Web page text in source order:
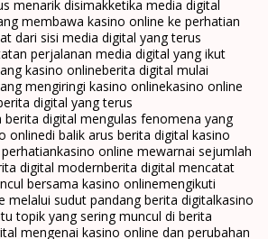
menarik disimakketika media digital
membawa kasino online ke perhatian
dari sisi media digital yang terus
perjalanan media digital yang ikut
kasino onlineberita digital mulai
mengiringi kasino onlinekasino online
digital yang terus
berita digital mengulas fenomena yang
onlinedi balik arus berita digital kasino
kasino online mewarnai sejumlah
digital modernberita digital mencatat
bersama kasino onlinemengikuti
melalui sudut pandang berita digitalkasino
topik yang sering muncul di berita
mengenai kasino online dan perubahan